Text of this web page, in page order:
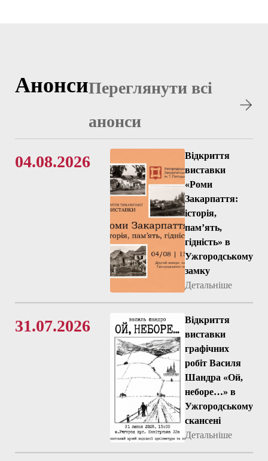
АнонсиПереглянути всі
анонси
04.08.2026
Відкриття
виставки
«Роми
Закарпаття:
історія,
пам’ять,
гідність» в
Ужгородському
замку
Детальніше
31.07.2026
Відкриття
виставки
графічних
робіт Василя
Шандра «Ой,
неборе…» в
Ужгородському
скансені
Детальніше